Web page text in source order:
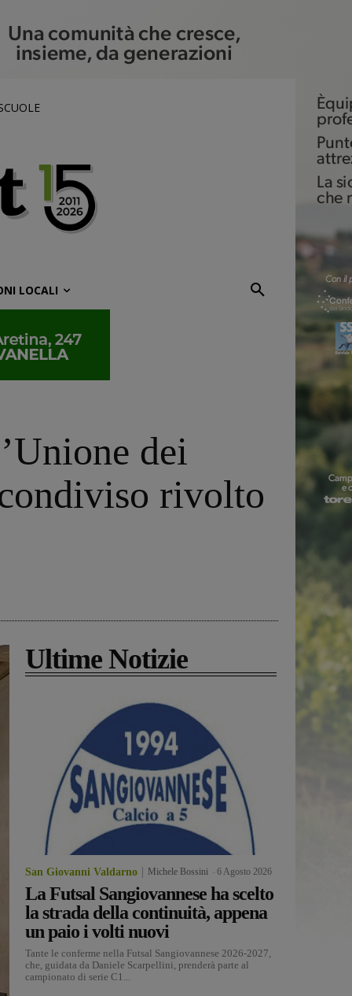
LOCALI
dei
rivolto
Ultime Notizie
San Giovanni Valdarno Michele Bossini 6 Agosto 2026
La Futsal Sangiovannese ha scelto
la strada della continuità, appena
un paio i volti nuovi
Tante le conferme nella Futsal Sangiovannese 2026-2027,
che, guidata da Daniele Scarpellini, prenderà parte al
campionato di serie C1...